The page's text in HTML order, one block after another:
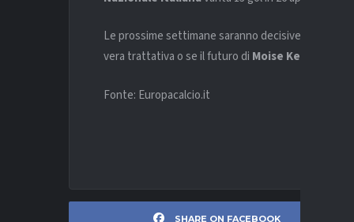
Le prossime settimane saranno decisive per
vera trattativa o se il futuro di Moise Kean
Fonte: Europacalcio.it
SHARE ON FACEBOOK